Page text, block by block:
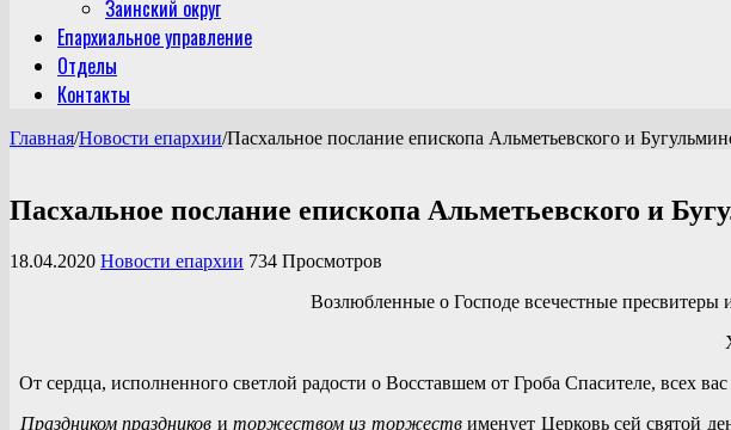
Заинский округ
Епархиальное управление
Отделы
Контакты
Главная/Новости епархии/Пасхальное послание епископа Альметьевского и
Пасхальное послание епископа Альметьевского и
18.04.2020 Новости епархии 734 Просмотров
Возлюбленные о Господе всечестные
От сердца, исполненного светлой радости о Восставшем от Гроба Спасителе, всех
Праздником праздников иторжеством из торжествименует Церковь сей святой